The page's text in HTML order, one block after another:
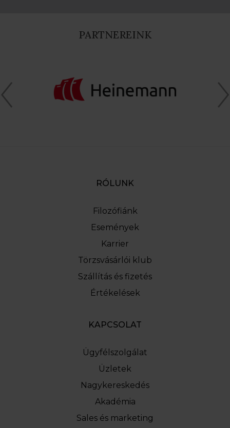
PARTNEREINK
RÓLUNK
Filozófiánk
Események
Karrier
Törzsvásárlói klub
Szállítás és fizetés
Értékelések
KAPCSOLAT
Ügyfélszolgálat
Üzletek
Nagykereskedés
Akadémia
Sales és marketing